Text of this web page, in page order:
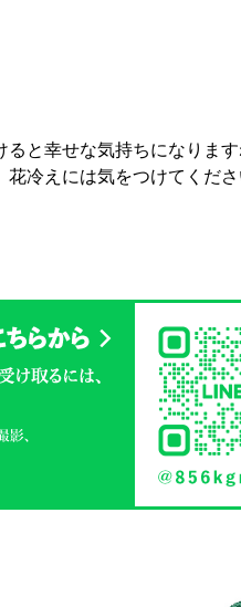
と幸せな気持ちになります
冷えには気をつけてくださ